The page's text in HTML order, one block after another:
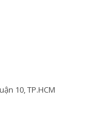
10, TP.HCM